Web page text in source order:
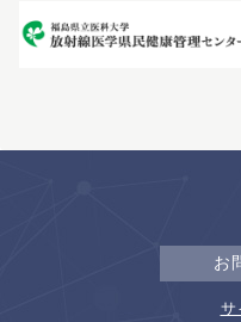
お
サ